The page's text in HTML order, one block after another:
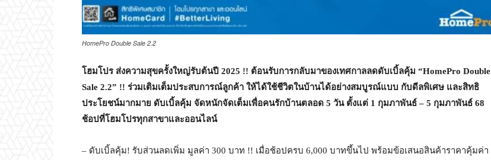
HomePro Double Sale 2.2
โฮมโปร ส่งความสุขครั้งใหญ่รับต้นปี 2025 !! ต้อนรับการกลับมาของเทศกาลลดดับเบิ้ลคุ้ม “HomePro Double
Sale 2.2” !! ร่วมเติมเต็มประสบการณ์ลูกค้า ให้ได้ใช้ชีวิตในบ้านได้อย่างสมบูรณ์แบบ กับดีลพิเศษ และสิทธิ
ประโยชน์มากมาย ดับเบิ้ลคุ้ม จัดหนักจัดเต็มเพื่อคนรักบ้านตลอด 5 วัน ตั้งแต่ 1 กุมภาพันธ์ – 5 กุมภาพันธ์ 68
ช้อปที่โฮมโปรทุกสาขาและออนไลน์
– ดับเบิ้ลคุ้ม! รับส่วนลดเพิ่ม มูลค่า 300 บาท !! เมื่อช้อปครบ 6,000 บาทขึ้นไป พร้อมข้อเสนอสินค้าราคาคุ้มค่า